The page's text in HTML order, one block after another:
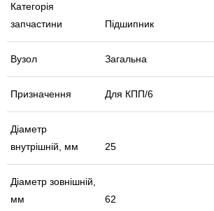
Категорія
запчастини
Підшипник
Вузол Загальна
Призначення Для КПП/6
Діаметр
внутрішній, мм
25
Діаметр зовнішній,
мм
62